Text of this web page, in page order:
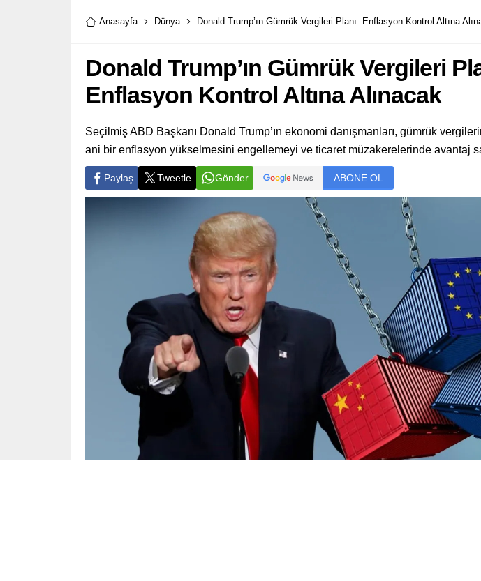
Anasayfa Dünya Donald Trump’ın Gümrük Vergileri Planı: Enflasyon Kontrol Altına
Donald Trump’ın Gümrük Vergileri
Enflasyon Kontrol Altına Alınacak
Seçilmiş ABD Başkanı Donald Trump’ın ekonomi danışmanları, gümrük
ani bir enflasyon yükselmesini engellemeyi ve ticaret müzakerelerinde avantaj
Paylaş Tweetle Gönder ABONE OL